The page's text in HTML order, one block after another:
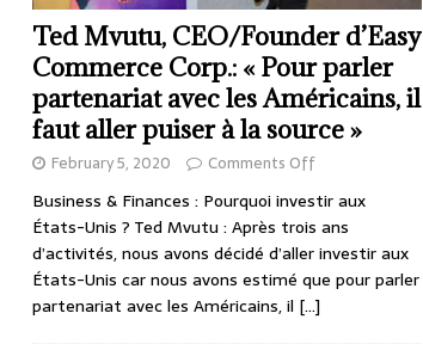
Ted Mvutu, CEO/Founder d’Easy
Commerce Corp.: « Pour parler
partenariat avec les Américains, il
faut aller puiser à la source »
February 5, 2020 Comments Off
Business & Finances : Pourquoi investir aux
États-Unis ? Ted Mvutu : Après trois ans
d’activités, nous avons décidé d’aller investir aux
États-Unis car nous avons estimé que pour parler
partenariat avec les Américains, il […]